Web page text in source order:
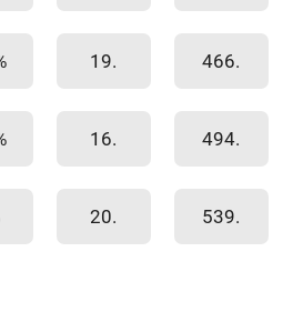
19. 466.
16. 494.
20. 539.